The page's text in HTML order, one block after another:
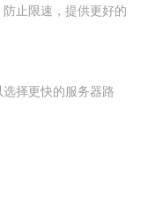
止限速，提供更好的
择更快的服务器路